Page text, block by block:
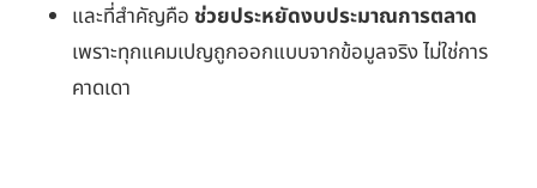
และที่สำคัญคือ ช่วยประหยัดงบประมาณการตลาด
เพราะทุกแคมเปญถูกออกแบบจากข้อมูลจริง ไม่ใช่การ
คาดเดา